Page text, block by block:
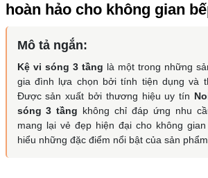
hoàn hảo cho không gian
Mô tả ngắn:
Kệ vi sóng 3 tầng là một trong những
gia đình lựa chọn bởi tính tiện dụng và
Được sản xuất bởi thương hiệu uy tín
sóng 3 tầng không chỉ đáp ứng nhu
mang lại vẻ đẹp hiện đại cho không
hiểu những đặc điểm nổi bật của sản phẩm